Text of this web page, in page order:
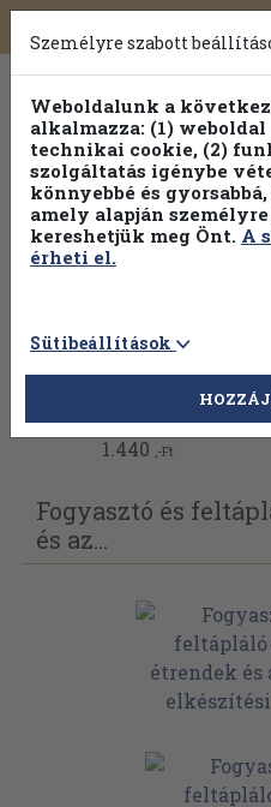
Toggle
navigation
Vissza az előző oldalra
1.440 ,-Ft
Fogyasztó és
és az...
Személyre szabott
Weboldalunk a
alkalmazza: (1)
technikai cookie, (2)
szolgáltatás igénybe
könnyebbé és
amely alapján
kereshetjük meg Önt. A
érheti el.
Sütibeállítások